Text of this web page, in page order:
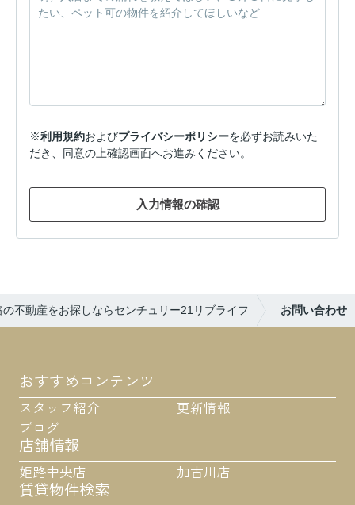
※利用規約およびプライバシーポリシーを必ずお読みいた
だき、同意の上確認画面へお進みください。
入力情報の確認
の不動産をお探しならセンチュリー21リブライフ お問い合わせ
おすすめコンテンツ
スタッフ紹介
更新情報
ブログ
店舗情報
姫路中央店 加古川店
賃貸物件検索